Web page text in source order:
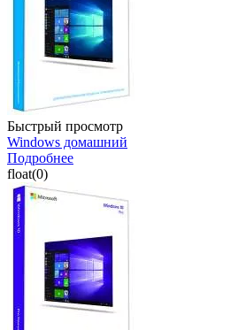
Быстрый просмотр
Windows домашний
Подробнее
float(0)